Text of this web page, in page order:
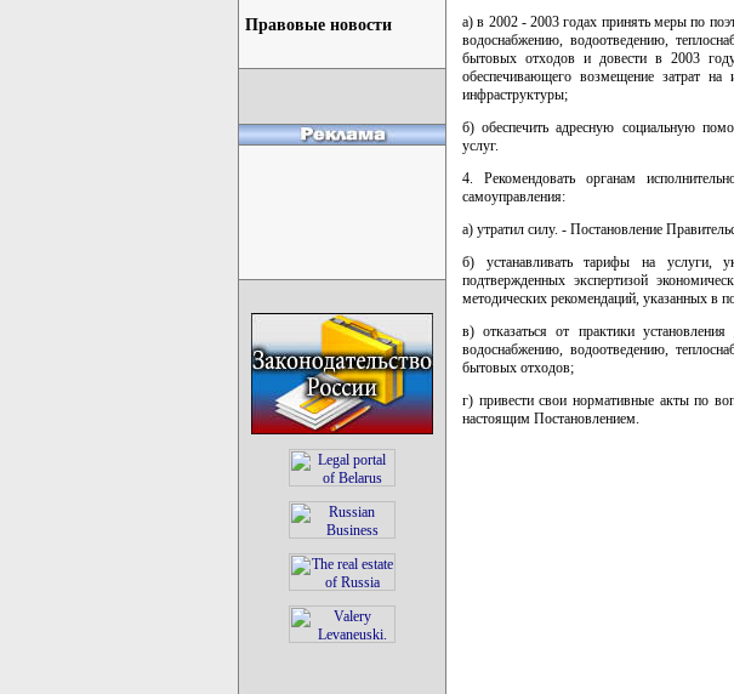
Правовые новости
а) в 2002 - 2003 годах принять меры по
водоснабжению, водоотведению,
бытовых отходов и довести в 2003
обеспечивающего возмещение затрат на
инфраструктуры;
б) обеспечить адресную социальную
услуг.
4. Рекомендовать органам
самоуправления:
а) утратил силу. - Постановление
б) устанавливать тарифы на услуги,
подтвержденных экспертизой
методических рекомендаций, указанных в
в) отказаться от практики
водоснабжению, водоотведению,
бытовых отходов;
г) привести свои нормативные акты по
настоящим Постановлением.